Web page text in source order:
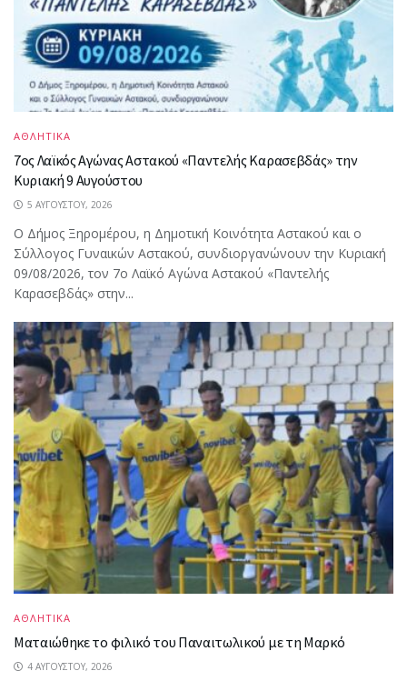
ΑΘΛΗΤΙΚΑ
7ος Λαϊκός Αγώνας Αστακού «Παντελής Καρασεβδάς» την
Κυριακή 9 Αυγούστου
5 ΑΥΓΟΎΣΤΟΥ, 2026
Ο Δήμος Ξηρομέρου, η Δημοτική Κοινότητα Αστακού και ο
Σύλλογος Γυναικών Αστακού, συνδιοργανώνουν την Κυριακή
09/08/2026, τον 7ο Λαϊκό Αγώνα Αστακού «Παντελής
Καρασεβδάς» στην...
ΑΘΛΗΤΙΚΑ
Ματαιώθηκε το φιλικό του Παναιτωλικού με τη Μαρκό
4 ΑΥΓΟΎΣΤΟΥ, 2026